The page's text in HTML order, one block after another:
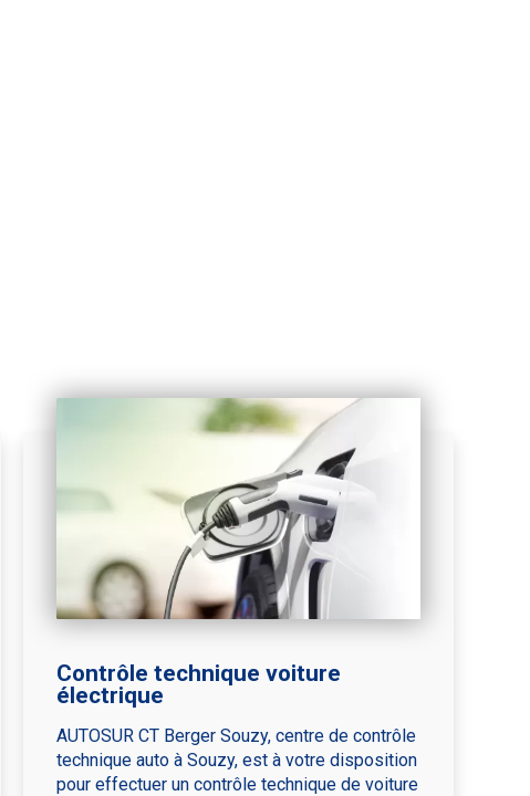
Contrôle technique voiture
électrique
AUTOSUR CT Berger Souzy, centre de contrôle
technique auto à Souzy, est à votre disposition
pour effectuer un contrôle technique de voiture